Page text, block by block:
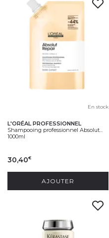
En stock
L'ORÉAL PROFESSIONNEL
Shampooing professionnel Absolut...
1000ml
30,40€
AJOUTER